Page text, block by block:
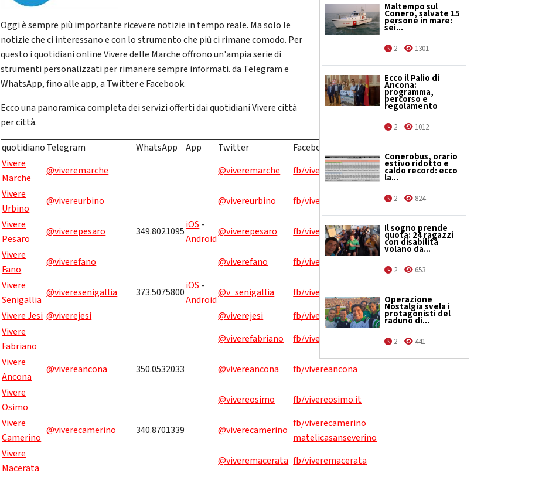
Oggi è sempre più importante ricevere notizie in tempo reale. Ma solo le
notizie che ci interessano e con lo strumento che più ci rimane comodo. Per
questo i quotidiani online Vivere delle Marche offrono un'ampia serie di
strumenti personalizzati per rimanere sempre informati. da Telegram e
WhatsApp, fino alle app, a Twitter e Facebook.
Ecco una panoramica completa dei servizi offerti dai quotidiani Vivere città
per città.
quotidianoTelegram WhatsApp App Twitter
Facebook
Vivere
Marche
@viveremarche @viveremarche
fb/viveremarche
Vivere
Urbino
@vivereurbino @vivereurbino
fb/vivereurbino
Vivere
Pesaro
@viverepesaro 349.8021095
iOS -
Android
@viverepesaro
fb/viverepesaro
Vivere
Fano
@viverefano @viverefano
fb/viverefano
Vivere
Senigallia
@viveresenigallia 373.5075800
iOS -
Android
@v_senigallia
fb/viveresenigallia
Vivere Jesi @viverejesi @viverejesi
fb/viverejesi
Vivere
Fabriano
@viverefabriano
fb/viverefabriano
Vivere
Ancona
@vivereancona 350.0532033 @vivereancona
fb/vivereancona
Vivere
Osimo
@vivereosimo
fb/vivereosimo.it
Vivere
Camerino
@viverecamerino 340.8701339 @viverecamerino
fb/viverecamerino
matelicasanseverino
Vivere
Macerata
@viveremacerata fb/viveremacerata
Maltempo sul
Conero, salvate 15
persone in mare:
sei...
2 1301
Ecco il Palio di
Ancona:
programma,
percorso e
regolamento
2 1012
Conerobus, orario
estivo ridotto e
caldo record: ecco
la...
2 824
Il sogno prende
quota: 24 ragazzi
con disabilità
volano da...
2 653
Operazione
Nostalgia svela i
protagonisti del
raduno di...
2 441